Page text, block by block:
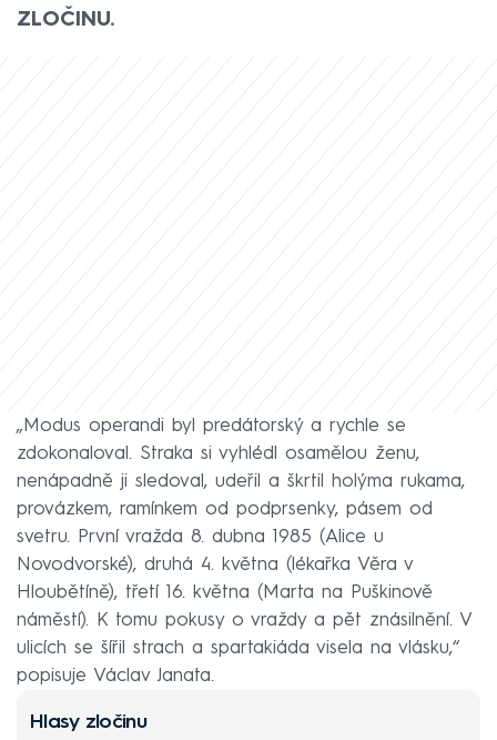
ZLOČINU.
„Modus operandi byl predátorský a rychle se
zdokonaloval. Straka si vyhlédl osamělou ženu,
nenápadně ji sledoval, udeřil a škrtil holýma rukama,
provázkem, ramínkem od podprsenky, pásem od
svetru. První vražda 8. dubna 1985 (Alice u
Novodvorské), druhá 4. května (lékařka Věra v
Hloubětíně), třetí 16. května (Marta na Puškinově
náměstí). K tomu pokusy o vraždy a pět znásilnění. V
ulicích se šířil strach a spartakiáda visela na vlásku,“
popisuje Václav Janata.
Hlasy zločinu